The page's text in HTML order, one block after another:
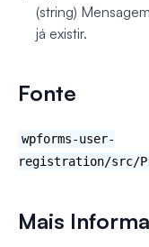
(string)
já existir.
Fonte
wpforms-user-
registration/src/
Mais